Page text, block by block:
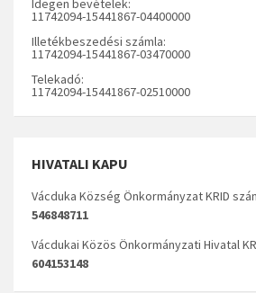
Idegen bevételek:
11742094-15441867-04400000
Illetékbeszedési számla:
11742094-15441867-03470000
Telekadó:
11742094-15441867-02510000
HIVATALI KAPU
Vácduka Község Önkormányzat KRID
546848711
Vácdukai Közös Önkormányzati Hivatal
604153148